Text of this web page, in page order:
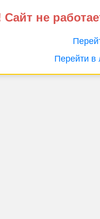
не
Перейти в